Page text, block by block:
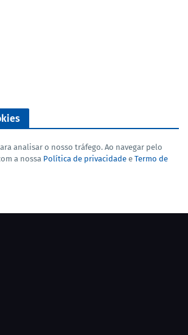
analisar o nosso tráfego. Ao navegar pelo
a nossa Política de privacidade e Termo de